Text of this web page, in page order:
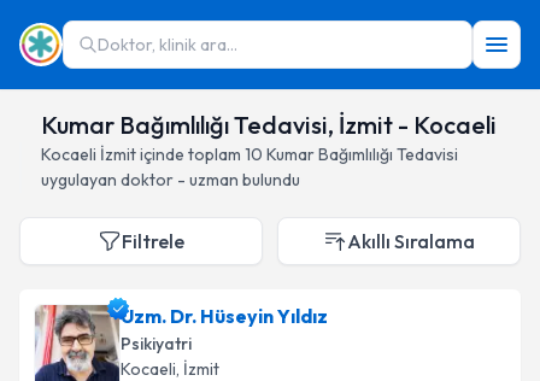
Doktor, klinik ara...
Kumar Bağımlılığı Tedavisi, İzmit - Kocaeli
Kocaeli İzmitiçinde toplam 10 Kumar Bağımlılığı Tedavisi
uygulayan doktor - uzman bulundu
Filtrele Akıllı Sıralama
Uzm. Dr. Hüseyin Yıldız
Psikiyatri
Kocaeli, İzmit